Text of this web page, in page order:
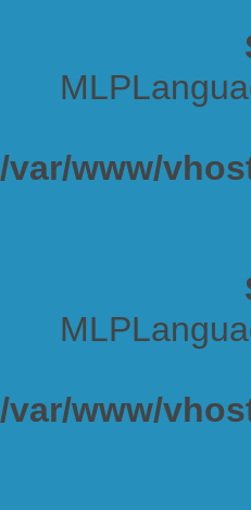
/var/www/
/var/www/